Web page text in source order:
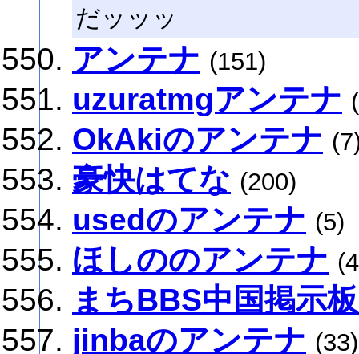
だッッッ
アンテナ (151)
uzuratmgアンテナ
OkAkiのアンテナ
豪快はてな (200)
usedのアンテナ (5)
ほしののアンテナ
まちBBS中国掲示
jinbaのアンテナ (33)